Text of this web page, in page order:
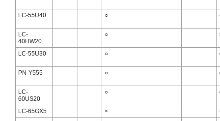
LC-55U40 ○
LC-
40HW20
○
LC-55U30 ○
PN-Y555 ○
LC-
60US20
○
LC-65GX5 ×